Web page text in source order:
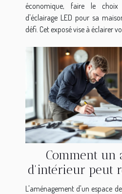
économique, faire le
d'éclairage LED pour sa
défi. Cet exposé vise à éclairer
Comment un
d'intérieur peut
votre
L'aménagement d'un espace